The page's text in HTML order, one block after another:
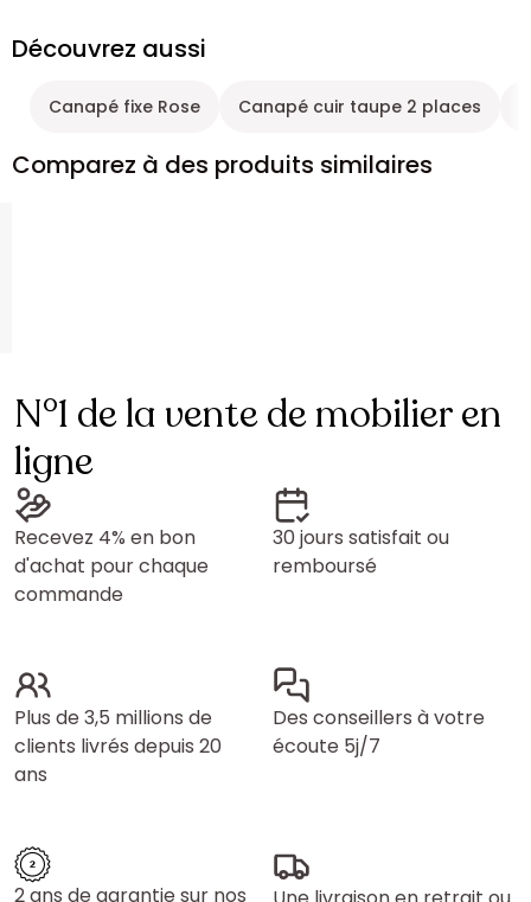
Découvrez aussi
Canapé fixe Rose Canapé cuir taupe 2 places
Comparez à des produits similaires
N°1 de la vente de mobilier en
ligne
Recevez 4% en bon
d'achat pour chaque
commande
30 jours satisfait ou
remboursé
Plus de 3,5 millions de
clients livrés depuis 20
ans
Des conseillers à votre
écoute 5j/7
2 ans de garantie sur nos